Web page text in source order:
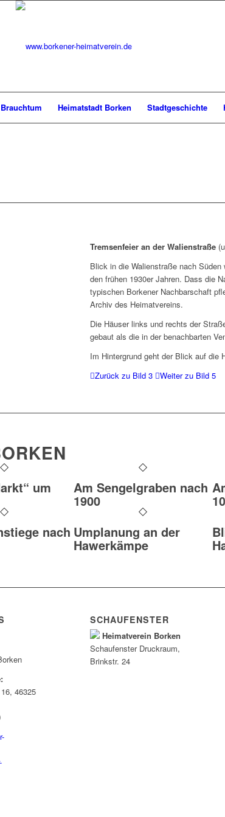
Brauchtum Heimatstadt Borken Stadtgeschichte
Tremsenfeier an der Walienstraße
Blick in die Walienstraße nach
den frühen 1930er Jahren. Dass die
typischen Borkener Nachbarschaft
Archiv des Heimatvereins.
Die Häuser links und rechts der
gebaut als die in der benachbarten
Im Hintergrund geht der Blick auf die
Zurück zu Bild 3
Weiter zu Bild 5
um Am Sengelgraben nach
1900
nach Umplanung an der
Hawerkämpe
46325
SCHAUFENSTER
Heimatverein Borken
Schaufenster Druckraum,
Brinkstr. 24